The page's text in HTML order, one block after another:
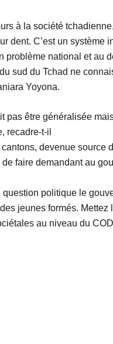
à la société
dent. C’est un système
problème national et au
sud du Tchad ne
Yoyona.
pas être généralisée
recadre-t-il
devenue source
faire demandant au
question politique le
jeunes formés.
au niveau du